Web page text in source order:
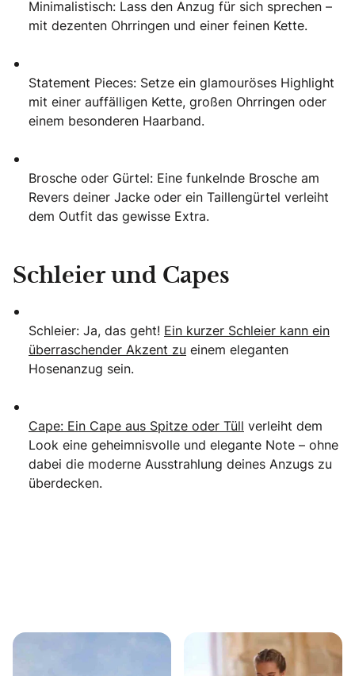
Minimalistisch: Lass den Anzug für sich sprechen –
mit dezenten Ohrringen und einer feinen Kette.
Statement Pieces: Setze ein glamouröses Highlight
mit einer auffälligen Kette, großen Ohrringen oder
einem besonderen Haarband.
Brosche oder Gürtel: Eine funkelnde Brosche am
Revers deiner Jacke oder ein Taillengürtel verleiht
dem Outfit das gewisse Extra.
Schleier und Capes
Schleier: Ja, das geht! Ein kurzer Schleier kann ein
überraschender Akzent zu einem eleganten
Hosenanzug sein.
Cape: Ein Cape aus Spitze oder Tüll verleiht dem
Look eine geheimnisvolle und elegante Note – ohne
dabei die moderne Ausstrahlung deines Anzugs zu
überdecken.